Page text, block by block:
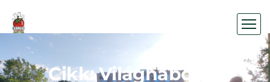
Cikk: Világháborús